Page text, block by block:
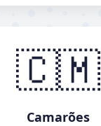
🇨🇲
Camarões